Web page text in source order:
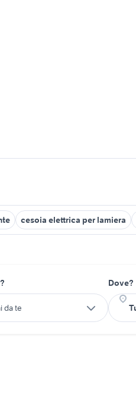
cesoia elettrica per lamiera
da te
Dove?